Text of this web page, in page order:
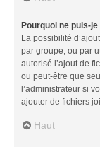
Pourquoi ne puis-
La possibilité
par groupe, ou par
autorisé l’ajout de
ou peut-être que
l’administrateur si
ajouter de fichiers
Haut